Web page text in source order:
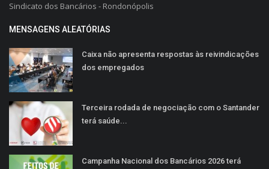
Sindicato dos Bancários - Rondonópolis
MENSAGENS ALEATÓRIAS
Caixa não apresenta respostas às reivindicações
dos empregados
Terceira rodada de negociação com o Santander
terá saúde...
Campanha Nacional dos Bancários 2026 terá